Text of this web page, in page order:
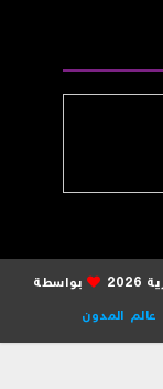
بواسطة
المدون